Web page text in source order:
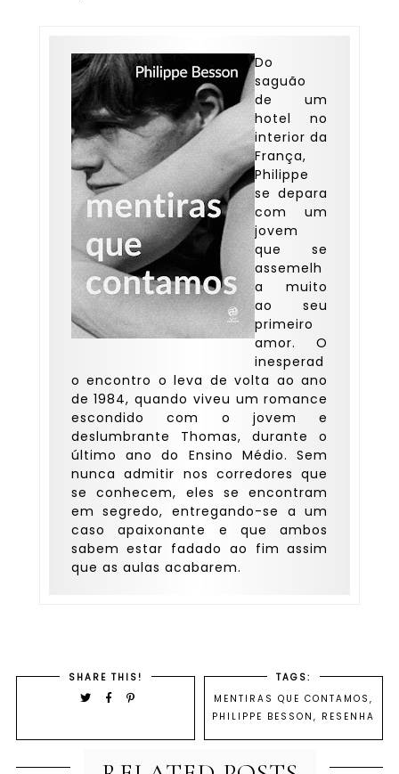
Do
saguão
de um
hotel no
interior da
França,
Philippe
se depara
com um
jovem
que se
assemelh
a muito
ao seu
primeiro
amor. O
inesperad
o encontro o leva de volta ao ano
de 1984, quando viveu um romance
escondido com o jovem e
deslumbrante Thomas, durante o
último ano do Ensino Médio. Sem
nunca admitir nos corredores que
se conhecem, eles se encontram
em segredo, entregando-se a um
caso apaixonante e que ambos
sabem estar fadado ao fim assim
que as aulas acabarem.
SHARE THIS!
TAGS:
MENTIRAS QUE CONTAMOS ,
PHILIPPE BESSON , RESENHA